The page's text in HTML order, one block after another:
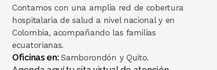
Contamos con una amplia red de cobertura
hospitalaria de salud a nivel nacional y en
Colombia, acompañando las familias
ecuatorianas.
Oficinas en: Samborondón y Quito.